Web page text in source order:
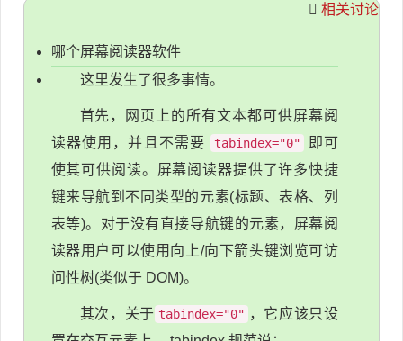
相关讨论
哪个屏幕阅读器软件
这里发生了很多事情。
首先，网页上的所有文本都可供屏幕阅
读器使用，并且不需要
tabindex="0"
即可
使其可供阅读。屏幕阅读器提供了许多快捷
键来导航到不同类型的元素(标题、表格、列
表等)。对于没有直接导航键的元素，屏幕阅
读器用户可以使用向上/向下箭头键浏览可访
问性树(类似于 DOM)。
其次，关于 tabindex="0" ，它应该只设